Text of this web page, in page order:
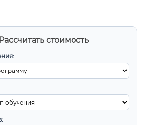
стоимость